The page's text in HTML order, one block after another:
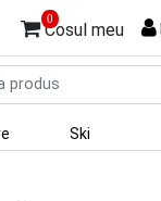
0
Cosul meu
Ski